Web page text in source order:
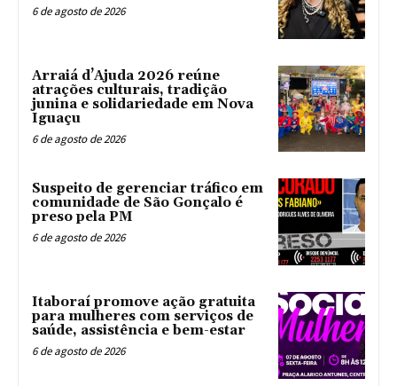
6 de agosto de 2026
Arraiá d’Ajuda 2026 reúne
atrações culturais, tradição
junina e solidariedade em Nova
Iguaçu
6 de agosto de 2026
Suspeito de gerenciar tráfico em
comunidade de São Gonçalo é
preso pela PM
6 de agosto de 2026
Itaboraí promove ação gratuita
para mulheres com serviços de
saúde, assistência e bem-estar
6 de agosto de 2026